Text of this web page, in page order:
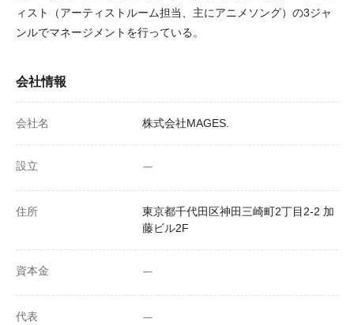
ィスト（アーティストルーム担当、主にアニメソング）の3ジャ
ンルでマネージメントを行っている。
会社情報
会社名 株式会社MAGES.
設立 ー
住所
東京都千代田区神田三崎町2丁目2-2 加
藤ビル2F
資本金 ー
代表 ー